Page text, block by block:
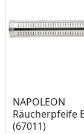
NAPOLEON
Räucherpfeife
(67011)
Produkt am